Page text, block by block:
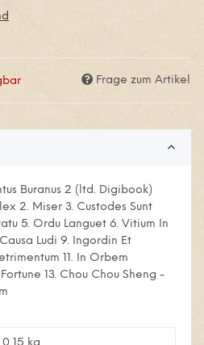
Frage zum Artikel
Buranus 2 (ltd. Digibook)
2. Miser 3. Custodes Sunt
5. Ordu Languet 6. Vitium In
Ludi 9. Ingordin Et
11. In Orbem
13. Chou Chou Sheng -